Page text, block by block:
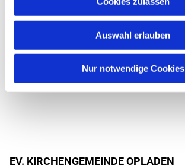
Auswahl erlauben
Nur notwendige Cookies
EV. KIRCHENGEMEINDE OPLADEN